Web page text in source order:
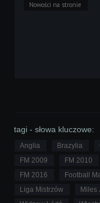
Nowości na stronie
tagi - słowa kluczowe:
Anglia Brazylia
FM 2009
FM 2010
FM 2016
Football
Liga Mistrzów
Miles